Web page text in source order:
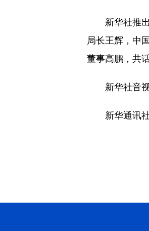
新华社推出“
局长王辉，中
董事高鹏，共
新华社音视
新华通讯